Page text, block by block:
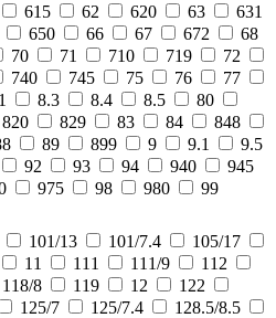
615 62 620 63
631
650 66 67 672
68
70 71 710 719
72
740 745 75 76
77
8.3 8.4 8.5
80
820 829 83 84
848
89 899 9 9.1
9.5
92 93 94 940
945
975 98 980
99
101/13 101/7.4
105/17
11 111 111/9
112
118/8 119 12
122
125/7 125/7.4
128.5/8.5